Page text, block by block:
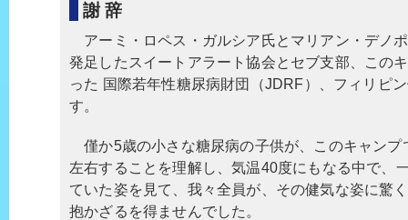
謝 辞
アーミ・ロペス・ガルシア氏とマリアン・デノ
発足したスイートアラート協会とセブ支部、この
った 国際若年性糖尿病財団（JDRF）、フィリピ
す。
僅か5歳の小さな糖尿病の子供が、このキャンプ
左右することを理解し、気温40度にもなる中で、
ていた姿を見て、我々全員が、その健気な姿に驚
抱かざるを得ませんでした。